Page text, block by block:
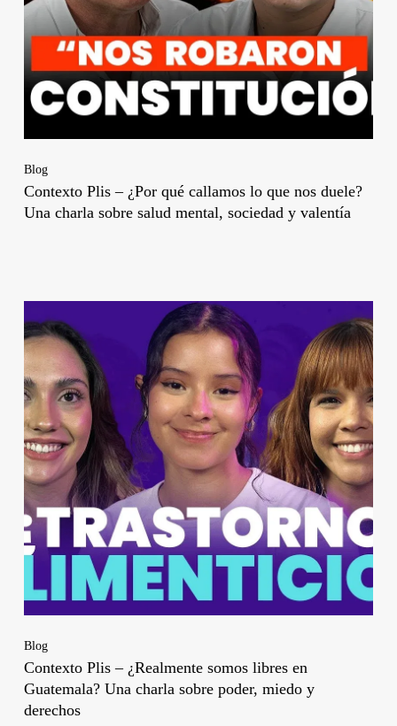
Blog
Contexto Plis – ¿Por qué callamos lo que nos duele?
Una charla sobre salud mental, sociedad y valentía
Blog
Contexto Plis – ¿Realmente somos libres en
Guatemala? Una charla sobre poder, miedo y
derechos